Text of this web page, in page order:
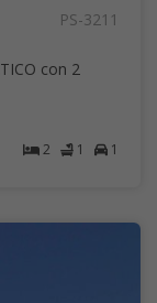
PS-3211
con 2
2 1 1